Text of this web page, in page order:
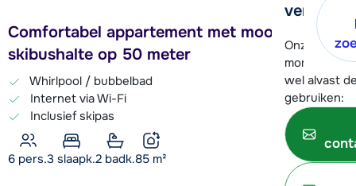
verder!
Onze
moment
wel alvast
gebruiken:
Comfortabel appartement met mooi uitzicht,
skibushalte op 50 meter
Whirlpool / bubbelbad
Internet via Wi-Fi
Inclusief skipas
6 pers.3 slaapk.2 badk.85 m²